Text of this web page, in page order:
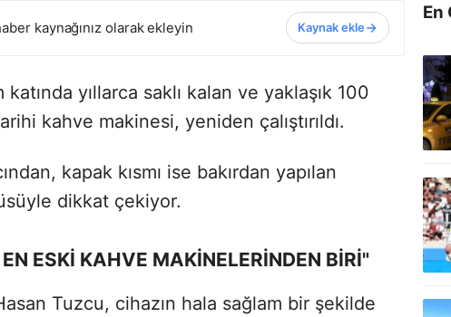
kaynağınız olarak ekleyin Kaynak ekle
katında yıllarca saklı kalan ve yaklaşık 100
kahve makinesi, yeniden çalıştırıldı.
kapak kısmı ise bakırdan yapılan
dikkat çekiyor.
ESKİ KAHVE MAKİNELERİNDEN BİRİ"
Tuzcu, cihazın hala sağlam bir şekilde
En